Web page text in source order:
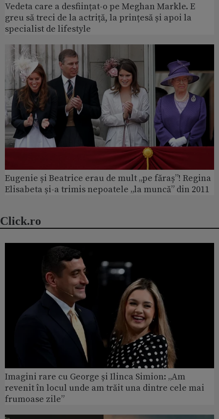
Vedeta care a desființat-o pe Meghan Markle. E
greu să treci de la actriță, la prințesă și apoi la
specialist de lifestyle
Eugenie și Beatrice erau de mult „pe făraș”! Regina
Elisabeta și-a trimis nepoatele „la muncă” din 2011
Click.ro
Imagini rare cu George și Ilinca Simion: „Am
revenit în locul unde am trăit una dintre cele mai
frumoase zile”